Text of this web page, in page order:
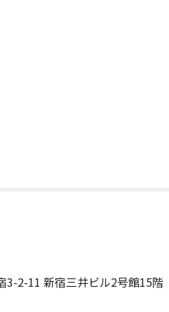
3-2-11 新宿三井ビル2号館15階